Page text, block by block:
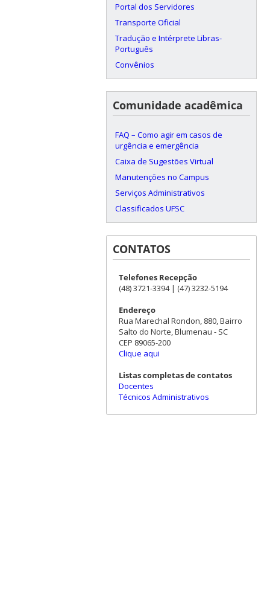
Portal dos Servidores
Transporte Oficial
Tradução e Intérprete Libras-
Português
Convênios
Comunidade acadêmica
FAQ – Como agir em casos de
urgência e emergência
Caixa de Sugestões Virtual
Manutenções no Campus
Serviços Administrativos
Classificados UFSC
CONTATOS
Telefones Recepção
(48) 3721-3394 | (47) 3232-5194
Endereço
Rua Marechal Rondon, 880, Bairro
Salto do Norte, Blumenau - SC
CEP 89065-200
Clique aqui
Listas completas de contatos
Docentes
Técnicos Administrativos